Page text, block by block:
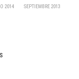
2014 SEPTIEMBRE 2013